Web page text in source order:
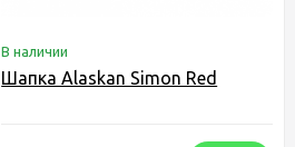
В наличии
Шапка Alaskan Simon Red